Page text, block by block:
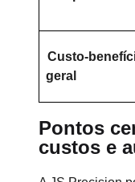
Custo-
geral
Pontos
custos e